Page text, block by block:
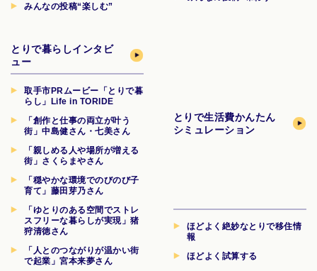
みんなの投稿“楽しむ”
とりで暮らしインタビ
ュー
取手市PRムービー「とりで暮
らし」Life in TORIDE
「創作と仕事の両立が叶う
街」中島健さん・七美さん
「親しめる人や場所が増える
街」さくらまやさん
「穏やかな環境でのびのび子
育て」藤田芽乃さん
「ゆとりのある空間でストレ
スフリーな暮らしが実現」猪
狩清徳さん
「人とのつながりが温かい街
で起業」宮本来夢さん
とりで生活費かんたん
シミュレーション
ほどよく絶妙なとりで移住情
報
ほどよく試算する